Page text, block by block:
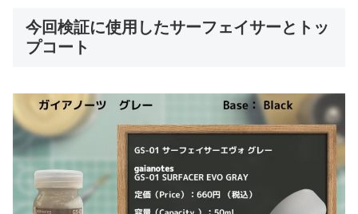
今回検証に使用したサーフェイサーとトッ
プコート